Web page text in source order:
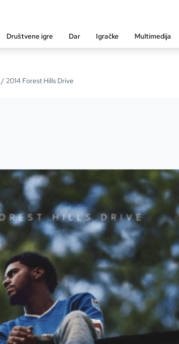
Društvene igre Dar Igračke Multimedija
/ 2014 Forest Hills Drive